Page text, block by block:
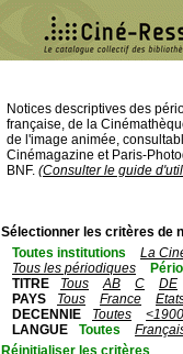
Notices descriptives des
française, de la
de l'image animée,
Cinémagazine et Paris-
BNF. (Consulter le guide
Sélectionner les critères de
Toutes institutions
La
Tous les périodiques
TITRE
Tous AB C DE
PAYS
Tous France
DECENNIE
Toutes <1900
LANGUE
Toutes
Réinitialiser les critères